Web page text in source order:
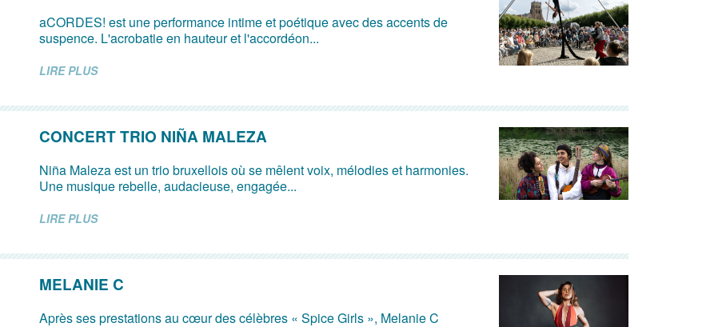
aCORDES! est une performance intime et poétique avec des accents de
suspence. L'acrobatie en hauteur et l'accordéon...
LIRE PLUS
CONCERT TRIO NIÑA MALEZA
Niña Maleza est un trio bruxellois où se mêlent voix, mélodies et harmonies.
Une musique rebelle, audacieuse, engagée...
LIRE PLUS
MELANIE C
Après ses prestations au cœur des célèbres « Spice Girls », Melanie C